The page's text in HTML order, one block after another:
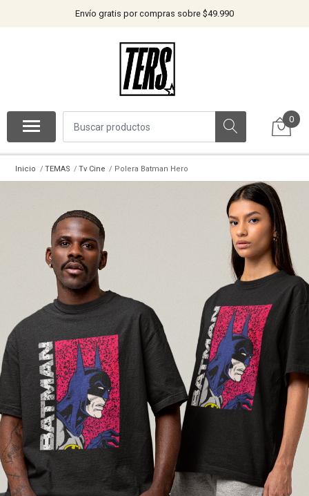
Envío gratis por compras sobre $49.990
0
Inicio TEMAS Tv Cine Polera Batman Hero